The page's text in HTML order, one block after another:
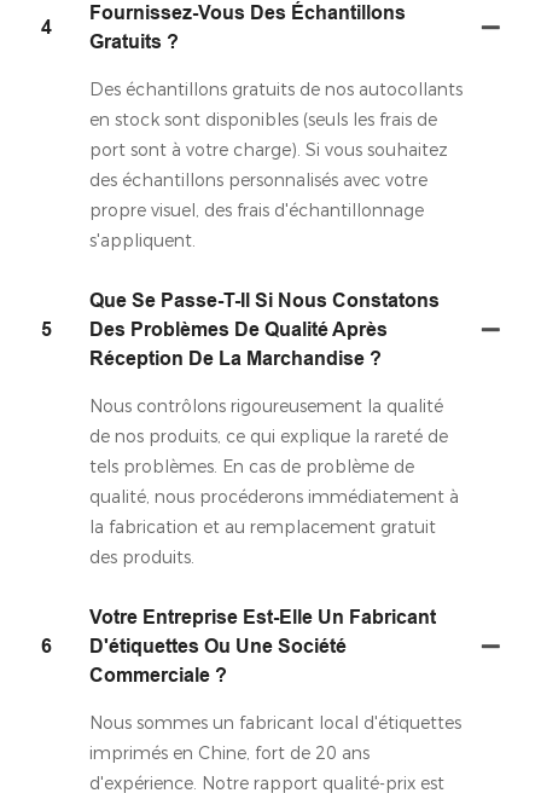
4
Fournissez-Vous Des Échantillons
Gratuits ?
Des échantillons gratuits de nos autocollants
en stock sont disponibles (seuls les frais de
port sont à votre charge). Si vous souhaitez
des échantillons personnalisés avec votre
propre visuel, des frais d'échantillonnage
s'appliquent.
5
Que Se Passe-T-Il Si Nous Constatons
Des Problèmes De Qualité Après
Réception De La Marchandise ?
Nous contrôlons rigoureusement la qualité
de nos produits, ce qui explique la rareté de
tels problèmes. En cas de problème de
qualité, nous procéderons immédiatement à
la fabrication et au remplacement gratuit
des produits.
6
Votre Entreprise Est-Elle Un Fabricant
D'étiquettes Ou Une Société
Commerciale ?
Nous sommes un fabricant local d'étiquettes
imprimés en Chine, fort de 20 ans
d'expérience. Notre rapport qualité-prix est